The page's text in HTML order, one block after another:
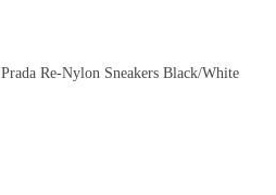
Prada Re-Nylon Sneakers Black/White